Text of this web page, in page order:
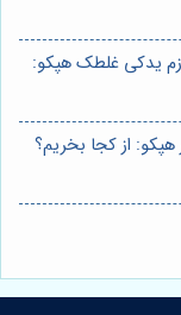
یدکی غلطک هپکو:
از کجا بخریم؟